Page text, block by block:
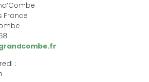
France
: